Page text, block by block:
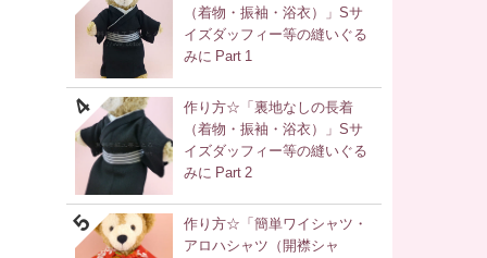
（着物・振袖・浴衣）」Sサ
イズダッフィー等の縫いぐる
みに Part 1
作り方☆「裏地なしの長着
（着物・振袖・浴衣）」Sサ
イズダッフィー等の縫いぐる
みに Part 2
作り方☆「簡単ワイシャツ・
アロハシャツ（開襟シャ